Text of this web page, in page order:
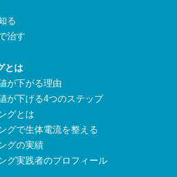
る
治す
とは
が下がる理由
が下げる4つのステップ
グとは
グで生体電流を整える
グの実績
グ実践者のプロフィール